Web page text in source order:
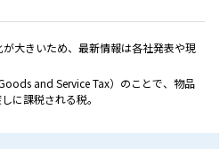
大きいため、最新情報は各社発表や現
and Service Tax）のことで、物品
に課税される税。